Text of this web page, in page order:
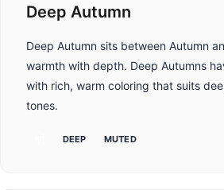
Deep Autumn
Deep Autumn sits between Autumn
warmth with depth. Deep Autumns
with rich, warm coloring that suits
tones.
DEEP MUTED